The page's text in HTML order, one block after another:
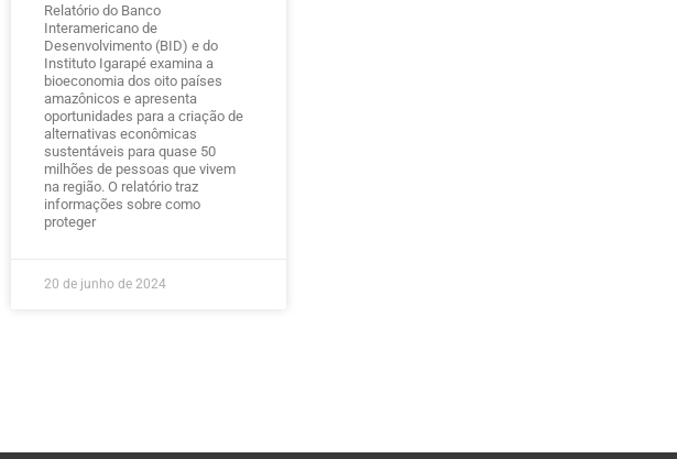
Relatório do Banco
Interamericano de
Desenvolvimento (BID) e do
Instituto Igarapé examina a
bioeconomia dos oito países
amazônicos e apresenta
oportunidades para a criação de
alternativas econômicas
sustentáveis para quase 50
milhões de pessoas que vivem
na região. O relatório traz
informações sobre como
proteger
20 de junho de 2024